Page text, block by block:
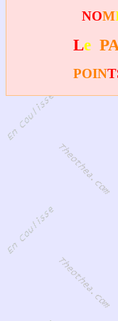
NOM
Le
POIN